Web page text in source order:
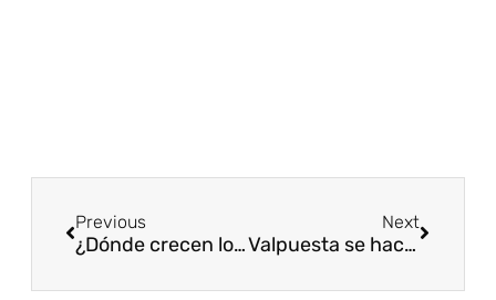
Previous
¿Dónde crecen los boletus?
Next
Valpuesta se hace un hueco en la historia